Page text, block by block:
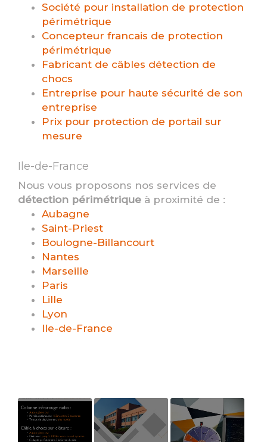
Société pour installation de protection
périmétrique
Concepteur francais de protection
périmétrique
Fabricant de câbles détection de
chocs
Entreprise pour haute sécurité de son
entreprise
Prix pour protection de portail sur
mesure
Ile-de-France
Nous vous proposons nos services de
détection périmétrique à proximité de :
Aubagne
Saint-Priest
Boulogne-Billancourt
Nantes
Marseille
Paris
Lille
Lyon
Ile-de-France